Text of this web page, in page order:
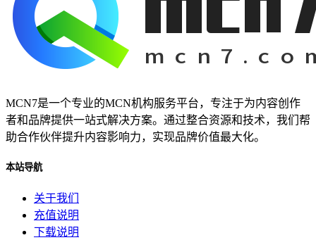
MCN7是一个专业的MCN机构服务平台，专注于为内容创作
者和品牌提供一站式解决方案。通过整合资源和技术，我们帮
助合作伙伴提升内容影响力，实现品牌价值最大化。
本站导航
关于我们
充值说明
下载说明